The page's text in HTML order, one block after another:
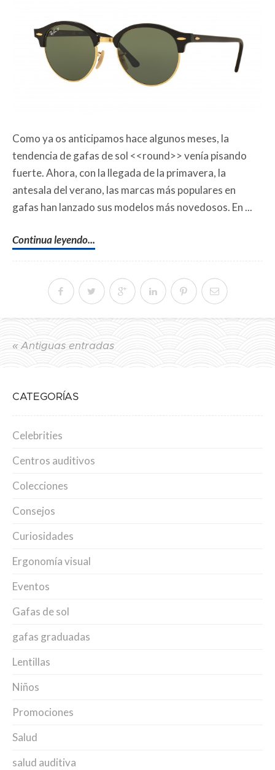
Como ya os anticipamos hace algunos meses, la
tendencia de gafas de sol <<round>> venía pisando
fuerte. Ahora, con la llegada de la primavera, la
antesala del verano, las marcas más populares en
gafas han lanzado sus modelos más novedosos. En ...
Continua leyendo...
« Antiguas entradas
CATEGORÍAS
Celebrities
Centros auditivos
Colecciones
Consejos
Curiosidades
Ergonomía visual
Eventos
Gafas de sol
gafas graduadas
Lentillas
Niños
Promociones
Salud
salud auditiva